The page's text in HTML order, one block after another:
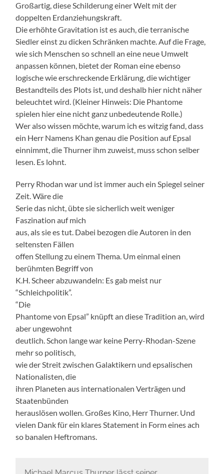
Großartig, diese Schilderung einer Welt mit der
doppelten Erdanziehungskraft.
Die erhöhte Gravitation ist es auch, die terranische
Siedler einst zu dicken Schränken machte. Auf die Frage,
wie sich Menschen so schnell an eine neue Umwelt
anpassen können, bietet der Roman eine ebenso
logische wie erschreckende Erklärung, die wichtiger
Bestandteils des Plots ist, und deshalb hier nicht näher
beleuchtet wird. (Kleiner Hinweis: Die Phantome
spielen hier eine nicht ganz unbedeutende Rolle.)
Wer also wissen möchte, warum ich es witzig fand, dass
ein Herr Namens Khan genau die Position auf Epsal
einnimmt, die Thurner ihm zuweist, muss schon selber
lesen. Es lohnt.
Perry Rhodan war und ist immer auch ein Spiegel seiner
Zeit. Wäre die
Serie das nicht, übte sie sicherlich weit weniger
Faszination auf mich
aus, als sie es tut. Dabei bezogen die Autoren in den
seltensten Fällen
offen Stellung zu einem Thema. Um einmal einen
berühmten Begriff von
K.H. Scheer abzuwandeln: Es gab meist nur
“Schleichpolitik”.
“Die
Phantome von Epsal” knüpft an diese Tradition an, wird
aber ungewohnt
deutlich. Schon lange war keine Perry-Rhodan-Szene
mehr so politisch,
wie der Streit zwischen Galaktikern und epsalischen
Nationalisten, die
ihren Planeten aus internationalen Verträgen und
Staatenbünden
herauslösen wollen. Großes Kino, Herr Thurner. Und
vielen Dank für ein klares Statement in Form eines ach
so banalen Heftromans.